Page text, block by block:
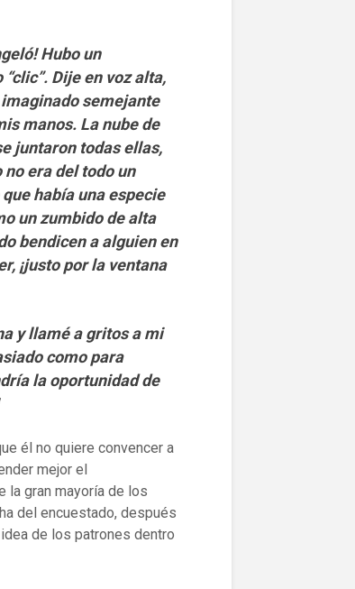
Hubo un
Dije en voz alta,
imaginado semejante
manos. La nube de
juntaron todas ellas,
no era del todo un
había una especie
un zumbido de alta
bendicen a alguien en
¡justo por la ventana
y llamé a gritos a mi
como para
la oportunidad de
él no quiere convencer a
mejor el
la gran mayoría de los
del encuestado, después
de los patrones dentro